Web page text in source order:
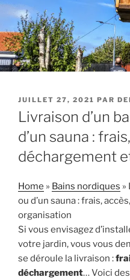
PUBLIÉ
LE
JUILLET 27, 2021 PAR
Livraison d’un
d’un sauna :
déchargement
Home » Bains nordiques »
ou d’un sauna : frais,
organisation
Si vous envisagez
votre jardin, vous vous
se déroule la livraison :
déchargement… Voici